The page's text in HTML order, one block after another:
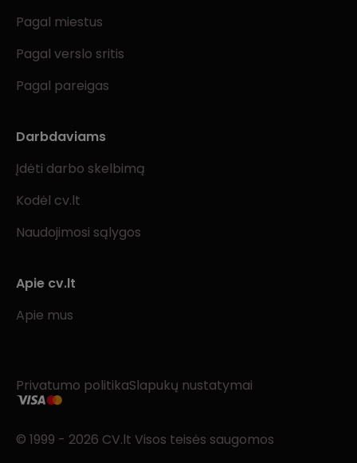
Pagal miestus
Pagal verslo sritis
Pagal pareigas
Darbdaviams
Įdėti darbo skelbimą
Kodėl cv.lt
Naudojimosi sąlygos
Apie cv.lt
Apie mus
Privatumo politikaSlapukų nustatymai
© 1999 - 2026 CV.lt Visos teisės saugomos